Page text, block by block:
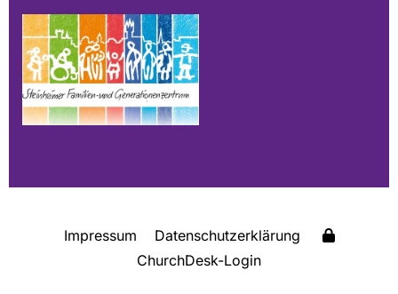
Impressum
Datenschutzerklärung
ChurchDesk-Login